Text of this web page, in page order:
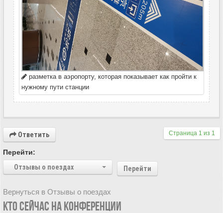
разметка в аэропорту, которая показывает как пройти к
нужному пути станции
Ответить Страница 1 из 1
Перейти:
Отзывы о поездах
Перейти
Вернуться в Отзывы о поездах
КТО СЕЙЧАС НА КОНФЕРЕНЦИИ